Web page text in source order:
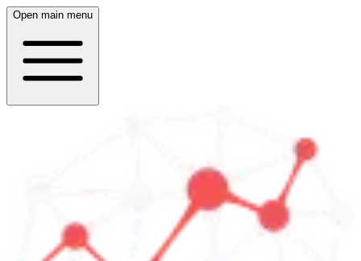
Open main menu